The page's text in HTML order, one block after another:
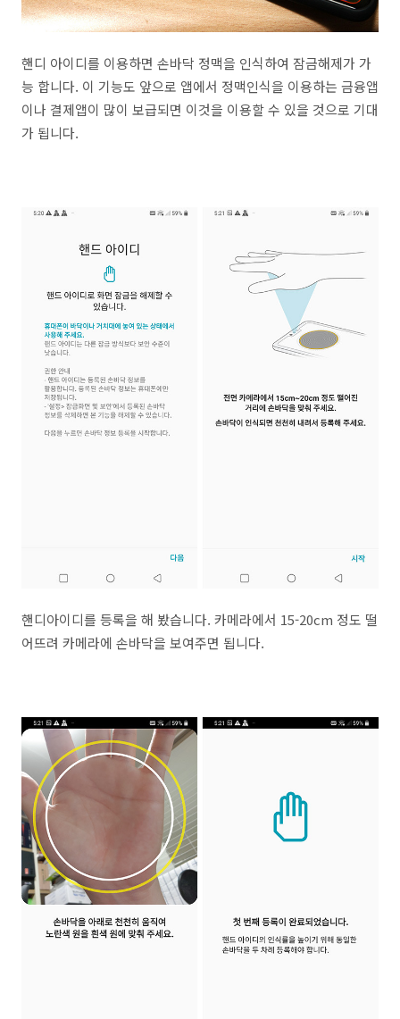
핸디 아이디를 이용하면 손바닥 정맥을 인식하여 잠금해제가 가
능 합니다. 이 기능도 앞으로 앱에서 정맥인식을 이용하는 금융앱
이나 결제앱이 많이 보급되면 이것을 이용할 수 있을 것으로 기대
가 됩니다.
핸디아이디를 등록을 해 봤습니다. 카메라에서 15-20cm 정도 떨
어뜨려 카메라에 손바닥을 보여주면 됩니다.